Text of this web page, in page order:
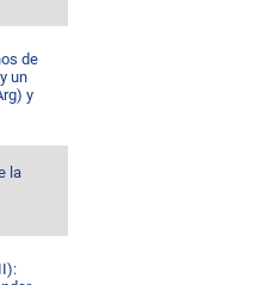
de
un
y
la